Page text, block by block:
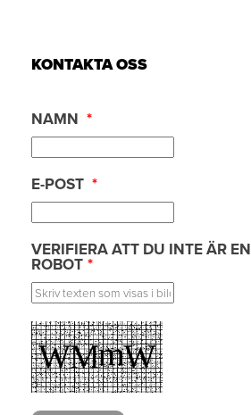
KONTAKTA OSS
NAMN *
E-POST *
VERIFIERA ATT DU INTE ÄR EN
ROBOT *